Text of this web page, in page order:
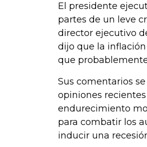
El presidente
partes de un leve
director ejecutivo
dijo que la
que
Sus comentarios
opiniones
endurecimiento
para combatir los
inducir una